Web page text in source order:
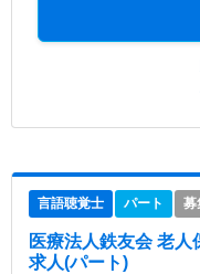
言語聴覚士 パート 募
医療法人鉄友会 老
求人(パート)